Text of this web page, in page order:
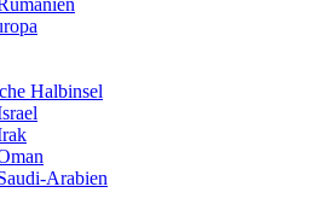
Halbinsel
Arabien